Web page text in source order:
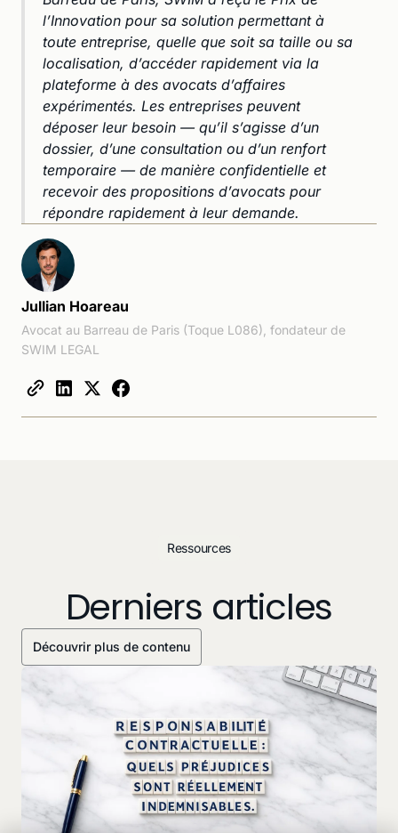
l’Innovation pour sa solution permettant à
toute entreprise, quelle que soit sa taille ou sa
localisation, d’accéder rapidement via la
plateforme à des avocats d’affaires
expérimentés. Les entreprises peuvent
déposer leur besoin — qu’il s’agisse d’un
dossier, d’une consultation ou d’un renfort
temporaire — de manière confidentielle et
recevoir des propositions d’avocats pour
répondre rapidement à leur demande.
Jullian Hoareau
Avocat au Barreau de Paris (Toque L086), fondateur de
SWIM LEGAL
Ressources
Derniers articles
Découvrir plus de contenu